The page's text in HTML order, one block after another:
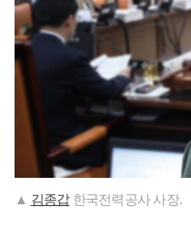
▲ 김종갑한국전력공사 사장.